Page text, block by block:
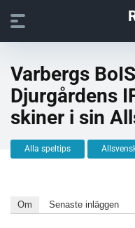
Varbergs
Djurgårdens
skiner i sin
Alla speltips
Om Senaste inläggen